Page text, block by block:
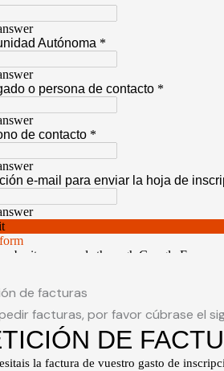
de facturas
facturas, por favor cúbrase el